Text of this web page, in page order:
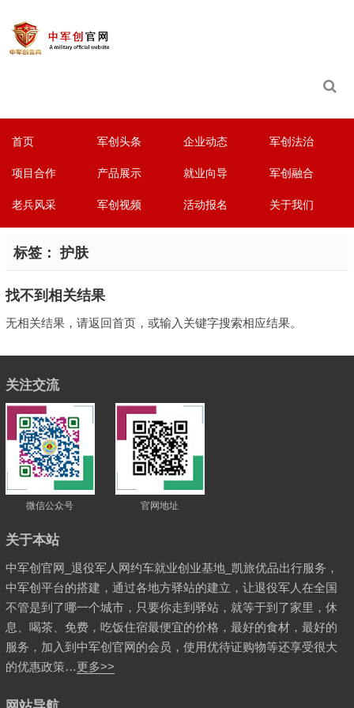
首页 军创头条 企业动态 军创法治
项目合作 产品展示 就业向导 军创融合
老兵风采 军创视频 活动报名 关于我们
标签： 护肤
找不到相关结果
无相关结果，请返回首页，或输入关键字搜索相应结果。
关注交流
微信公众号 官网地址
关于本站
中军创官网_退役军人网约车就业创业基地_凯旅优品出行服务，
中军创平台的搭建，通过各地方驿站的建立，让退役军人在全国
不管是到了哪一个城市，只要你走到驿站，就等于到了家里，休
息、喝茶、免费，吃饭住宿最便宜的价格，最好的食材，最好的
服务，加入到中军创官网的会员，使用优待证购物等还享受很大
的优惠政策…更多>>